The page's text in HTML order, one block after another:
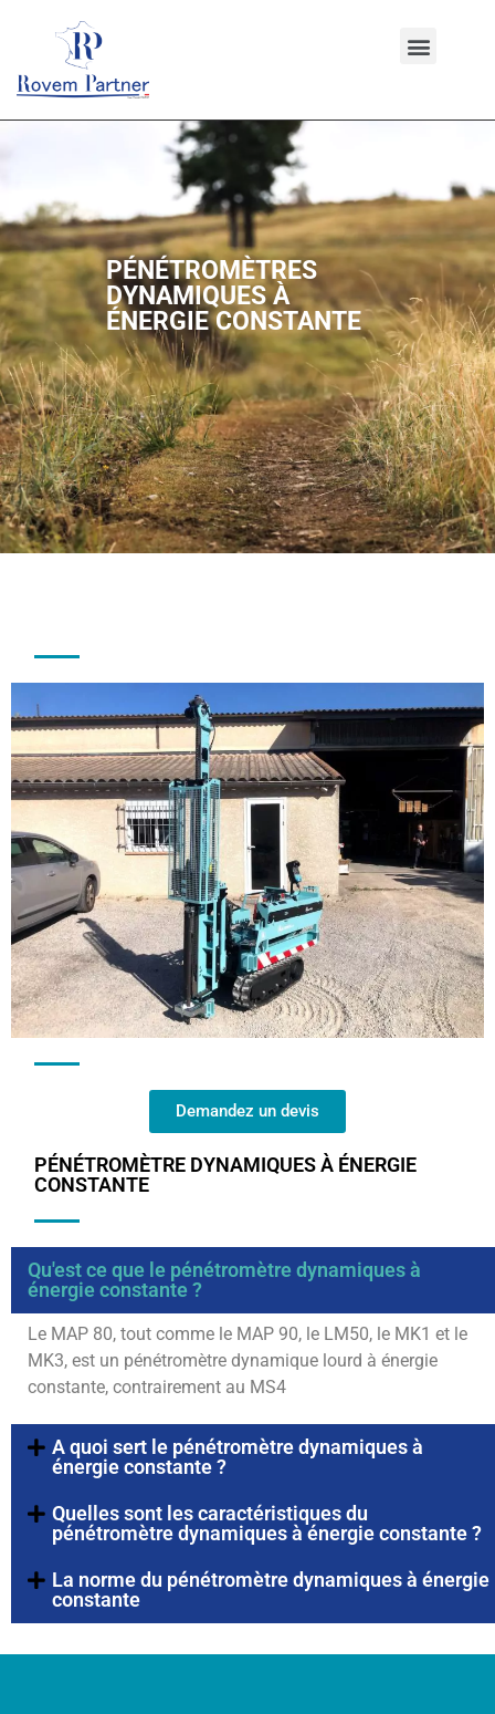
PÉNÉTROMÈTRES
DYNAMIQUES À
ÉNERGIE CONSTANTE
Demandez un devis
PÉNÉTROMÈTRE DYNAMIQUES À ÉNERGIE
CONSTANTE
Qu'est ce que le pénétromètre dynamiques à
énergie constante ?
Le MAP 80, tout comme le MAP 90, le LM50, le MK1 et le
MK3, est un pénétromètre dynamique lourd à énergie
constante, contrairement au MS4
A quoi sert le pénétromètre dynamiques à
énergie constante ?
Quelles sont les caractéristiques du
pénétromètre dynamiques à énergie constante ?
La norme du pénétromètre dynamiques à énergie
constante